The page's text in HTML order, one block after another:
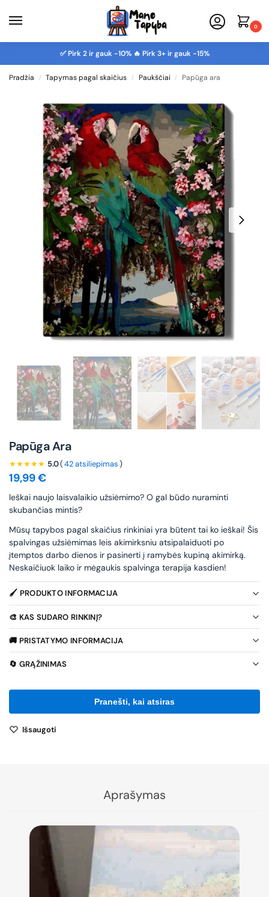
0
✅ Pirk 2 ir gauk -10% 🔥 Pirk 3+ ir gauk -15%
Pradžia / Tapymas pagal skaičius / Paukščiai / Papūga ara
Papūga Ara
★★★★★ 5.0(42 atsiliepimas)
19,99€
leškai naujo laisvalaikio užsiėmimo? O gal būdo nuraminti
skubančias mintis?
Mūsų tapybos pagal skaičius rinkiniai yra būtent tai ko ieškai! Šis
spalvingas užsiėmimas leis akimirksniu atsipalaiduoti po
įtemptos darbo dienos ir pasinerti į ramybės kupiną akimirką.
Neskaičiuok laiko ir mėgaukis spalvinga terapija kasdien!
🖌️ PRODUKTO INFORMACIJA
🎨 KAS SUDARO RINKINĮ?
🚚 PRISTATYMO INFORMACIJA
🔄 GRĄŽINIMAS
Išsaugoti
Aprašymas